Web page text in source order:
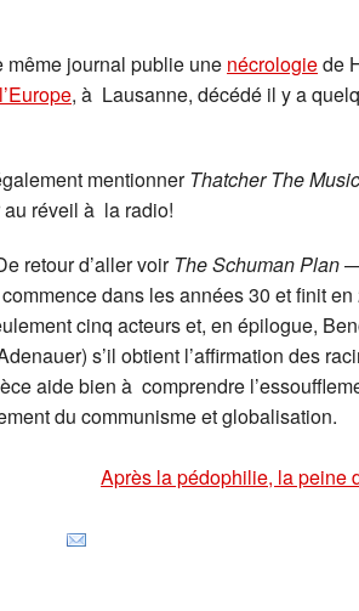
même journal publie une nécrologiede
, à Lausanne, décédé il y a
mentionnerThatcher The
réveil à la radio!
retour d’aller voirThe Schuman Plan
dans les années 30 et finit en
cinq acteurs et, en épilogue,
s’il obtient l’affirmation des
aide bien à comprendre
du communisme et globalisation.
Après la pédophilie, la peine